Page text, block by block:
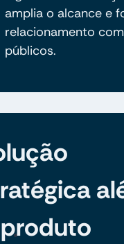
amplia o alcance e
relacionamento
públicos.